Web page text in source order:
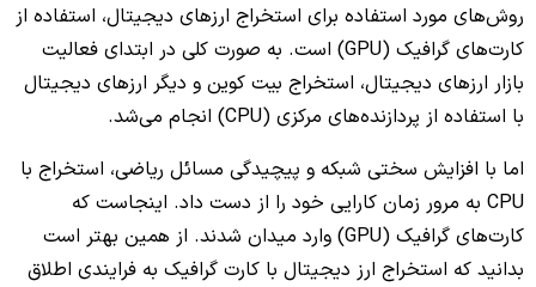
روش‌های مورد استفاده برای استخراج ارزهای دیجیتال، استفاده از
کارت‌های گرافیک (GPU) است. به صورت کلی در ابتدای فعالیت
بازار ارزهای دیجیتال، استخراج بیت کوین و دیگر ارزهای دیجیتال
با استفاده از پردازنده‌های مرکزی (CPU) انجام می‌شد.
اما با افزایش سختی شبکه و پیچیدگی مسائل ریاضی، استخراج با
CPU به مرور زمان کارایی خود را از دست داد. اینجاست که
کارت‌های گرافیک (GPU) وارد میدان شدند. از همین بهتر است
بدانید که استخراج ارز دیجیتال با کارت‌ گرافیک به فرایندی اطلاق